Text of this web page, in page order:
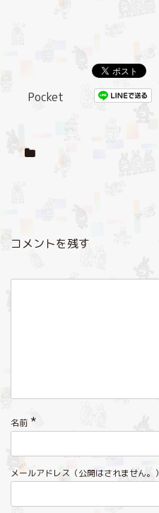
Pocket
コメントを残す
名前 *
メールアドレス（公開はされません。）